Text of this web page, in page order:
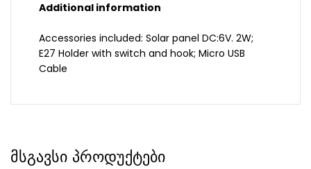
Additional information
Accessories included: Solar panel DC:6V. 2W;
E27 Holder with switch and hook; Micro USB
Cable
მსგავსი პროდუქტები